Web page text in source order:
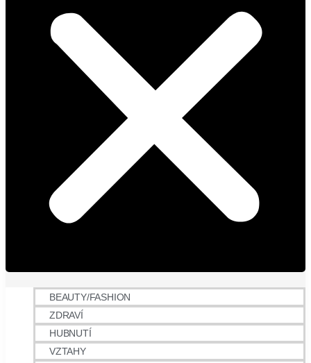
BEAUTY/FASHION
ZDRAVÍ
HUBNUTÍ
VZTAHY